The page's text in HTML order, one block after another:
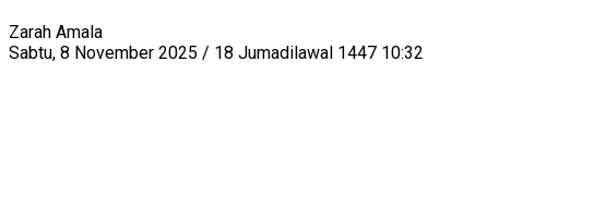
Zarah Amala
Sabtu, 8 November 2025 / 18 Jumadilawal 1447 10:32